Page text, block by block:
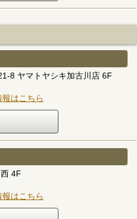
8 ヤマトヤシキ加古川店 6F
はこちら
4F
はこちら